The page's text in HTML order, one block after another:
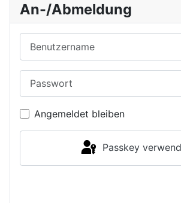
An-/Abmeldung
Angemeldet bleiben
Passkey